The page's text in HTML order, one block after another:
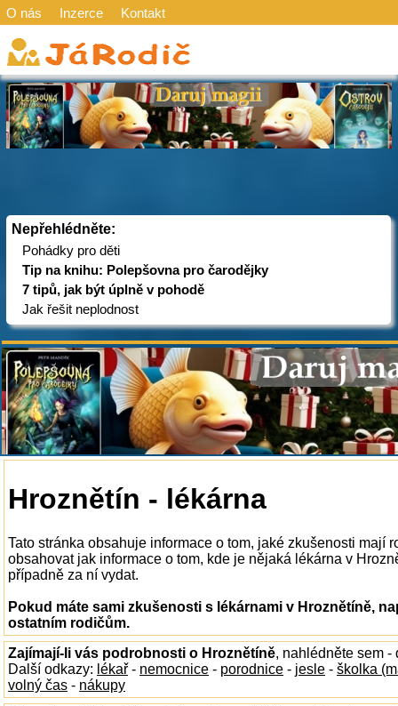
O nás Inzerce Kontakt
Nepřehlédněte:
Pohádky pro děti
Tip na knihu: Polepšovna pro čarodějky
7 tipů, jak být úplně v pohodě
Jak řešit neplodnost
Hroznětín - lékárna
Tato stránka obsahuje informace o tom, jaké zkušenosti mají
obsahovat jak informace o tom, kde je nějaká lékárna v
případně za ní vydat.
Pokud máte sami zkušenosti s lékárnami v Hroznětíně,
ostatním rodičům.
Zajímají-li vás podrobnosti o Hroznětíně, nahlédněte sem -
Další odkazy: lékař - nemocnice - porodnice - jesle - školka
volný čas - nákupy